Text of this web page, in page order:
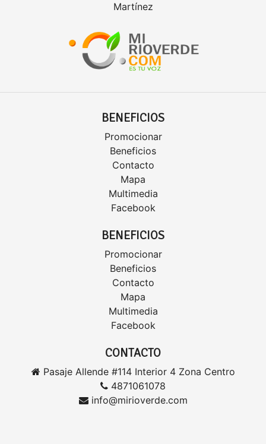
Martínez
BENEFICIOS
Promocionar
Beneficios
Contacto
Mapa
Multimedia
Facebook
BENEFICIOS
Promocionar
Beneficios
Contacto
Mapa
Multimedia
Facebook
CONTACTO
Pasaje Allende #114 Interior 4 Zona Centro
4871061078
info@mirioverde.com